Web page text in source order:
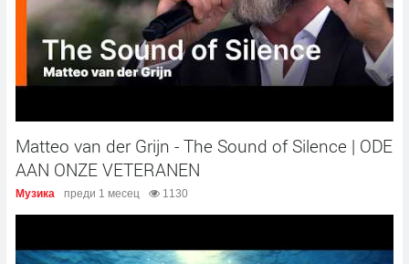
Matteo van der Grijn - The Sound of Silence | ODE
AAN ONZE VETERANEN
Музика преди 1 месец 1130